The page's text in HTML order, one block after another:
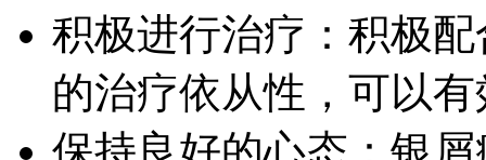
积极进行治疗：积极
的治疗依从性，可以
保持良好的心态：银